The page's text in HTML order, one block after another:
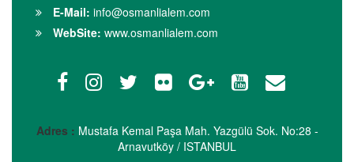
E-Mail: info@osmanlialem.com
WebSite: www.osmanlialem.com
Adres : Mustafa Kemal Paşa Mah. Yazgülü Sok. No:28 -
Arnavutköy / ISTANBUL